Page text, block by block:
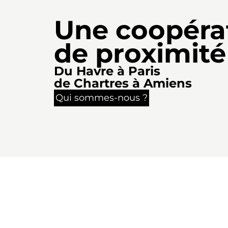
Une
de proximité
Du Havre à Paris
de Chartres à Amiens
Qui sommes-nous ?